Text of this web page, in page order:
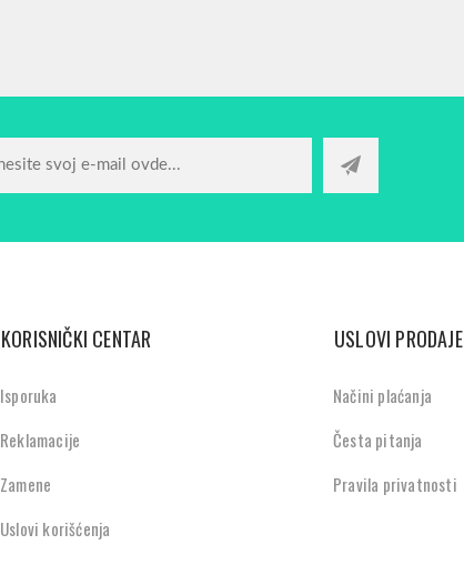
KORISNIČKI CENTAR
Isporuka
Reklamacije
Zamene
Uslovi korišćenja
USLOVI PRODAJE
Načini plaćanja
Česta pitanja
Pravila privatnosti